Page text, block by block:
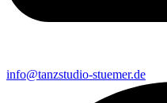
info@tanzstudio-stuemer.de